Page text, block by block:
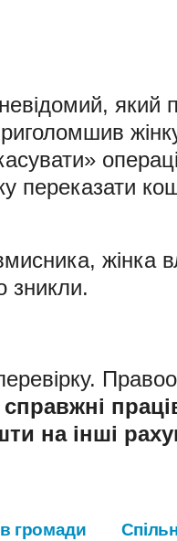
який
переказати
жінка
зникли.
справжні
на інші
громади